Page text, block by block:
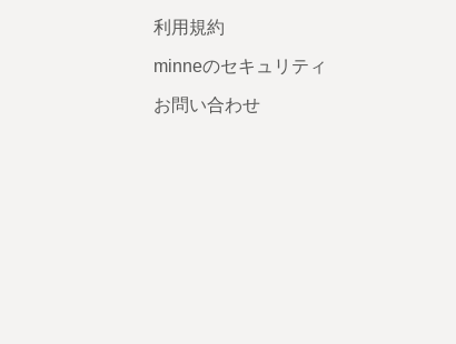
利用規約
minneのセキュリティ
お問い合わせ